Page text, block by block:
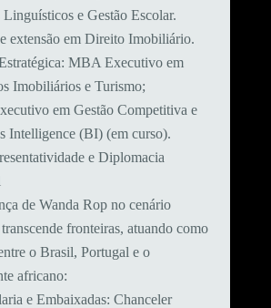
Linguísticos e Gestão Escolar.
extensão em Direito Imobiliário.
MBA Executivo em
Imobiliários e Turismo;
em Gestão Competitiva e
Intelligence (BI) (em curso).
e Diplomacia
de Wanda Rop no cenário
fronteiras, atuando como
o Brasil, Portugal e o
africano:
e Embaixadas: Chanceler